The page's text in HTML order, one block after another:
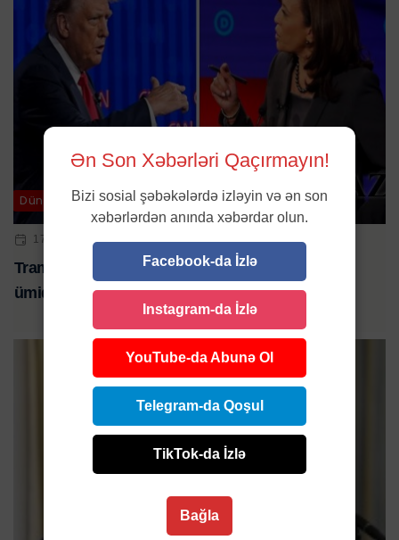
Dünya
17 OKT 2024 | 13:47
Trampın köməkçisi: "Harrisin “hücumları”
ümidsizlikdən irəli gəlir"
Ən Son Xəbərləri Qaçırmayın!
Bizi sosial şəbəkələrdə izləyin və ən son
xəbərlərdən anında xəbərdar olun.
Facebook-da İzlə
Instagram-da İzlə
YouTube-da Abunə Ol
Telegram-da Qoşul
TikTok-da İzlə
Bağla